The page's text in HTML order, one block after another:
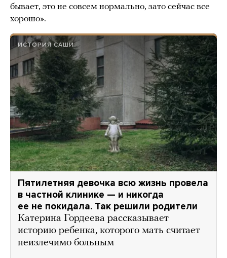
бывает, это не совсем нормально, зато сейчас все
хорошо».
ИСТОРИЯ САШИ
Пятилетняя девочка всю жизнь провела
в частной клинике — и никогда
ее не покидала. Так решили родители
Катерина Гордеева рассказывает
историю ребенка, которого мать считает
неизлечимо больным